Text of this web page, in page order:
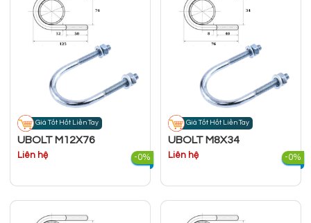
Giá Tốt Hốt Liền Tay
UBOLT M12X76
Liên hệ -0%
Giá Tốt Hốt Liền Tay
UBOLT M8X34
Liên hệ -0%